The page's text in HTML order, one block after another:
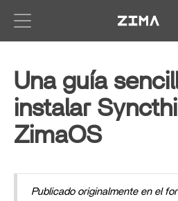
Una guía
instalar
ZimaOS
Publicado originalmente en el